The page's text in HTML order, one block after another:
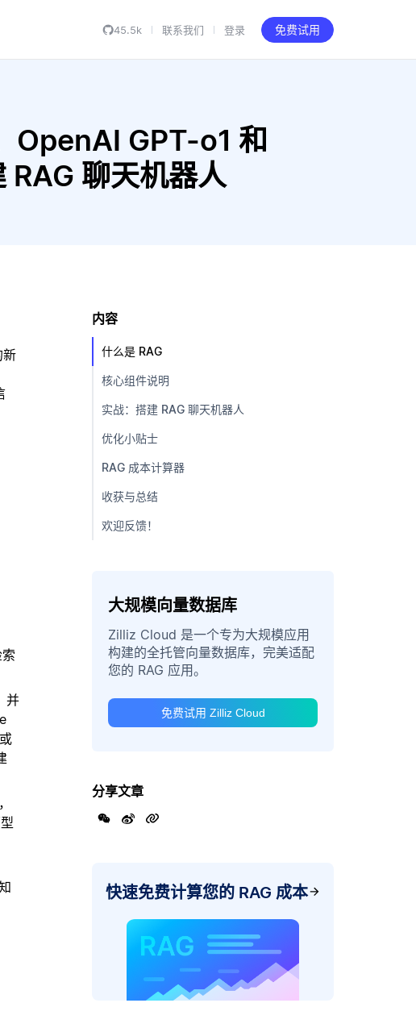
45.5k 联系我们 登录 免费试用
GPT-o1 和
聊天机器人
新
并
内容
什么是 RAG
核心组件说明
实战：搭建 RAG 聊天机器人
优化小贴士
RAG 成本计算器
收获与总结
欢迎反馈！
大规模向量数据库
Zilliz Cloud 是一个专为大规模应用
构建的全托管向量数据库，完美适配
您的 RAG 应用。
免费试用 Zilliz Cloud
分享文章
快速免费计算您的 RAG 成本